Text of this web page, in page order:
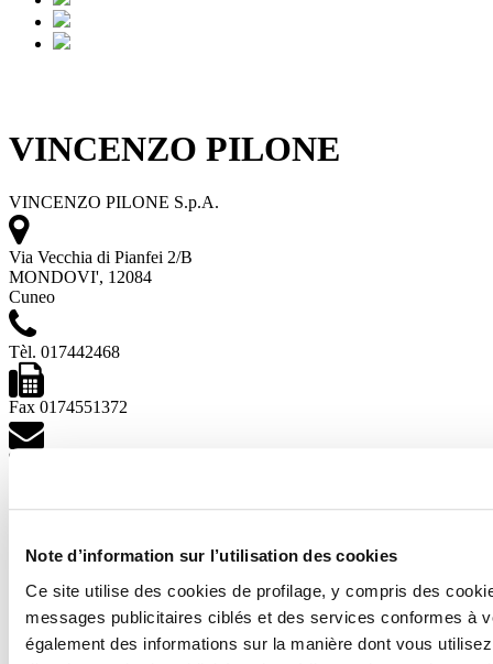
Note d’information sur l’utilisation des cookies
Ce site utilise des cookies de profilage, y compris des
messages publicitaires ciblés et des services conformes à
également des informations sur la manière dont vous
VINCENZO PILONE
VINCENZO PILONE S.p.A.
Via Vecchia di Pianfei 2/B
MONDOVI', 12084
Cuneo
Tèl. 017442468
Fax 0174551372